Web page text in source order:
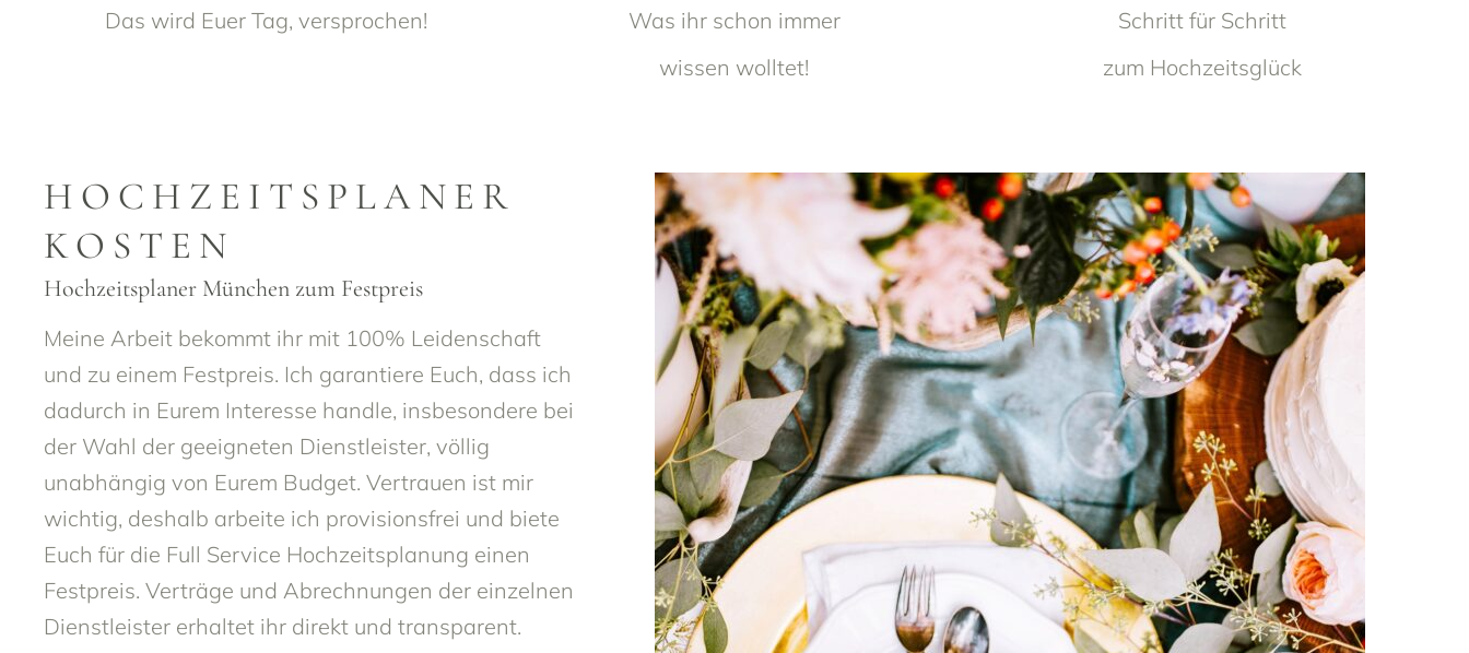
Das wird Euer Tag, versprochen!
Was ihr schon immer
wissen wolltet!
Schritt für Schritt
zum Hochzeitsglück
HOCHZEITSPLANER
KOSTEN
Hochzeitsplaner München zum Festpreis
Meine Arbeit bekommt ihr mit 100% Leidenschaft
und zu einem Festpreis. Ich garantiere Euch, dass ich
dadurch in Eurem Interesse handle, insbesondere bei
der Wahl der geeigneten Dienstleister, völlig
unabhängig von Eurem Budget. Vertrauen ist mir
wichtig, deshalb arbeite ich provisionsfrei und biete
Euch für die Full Service Hochzeitsplanung einen
Festpreis. Verträge und Abrechnungen der einzelnen
Dienstleister erhaltet ihr direkt und transparent.